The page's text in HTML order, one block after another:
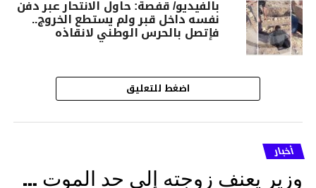
بالفيديو/ قفصة: حاول الانتحار عبر دفن
نفسه داخل قبر ولم يستطع الخروج..
فإتصل بالحرس الوطني لانقاذه
اضغط للتعليق
أخبار
وزير يعنف زوجته إلى حد الموت …